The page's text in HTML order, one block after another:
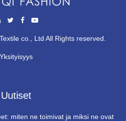
co., Ltd All Rights reserved.
Yksityisyys
Uutiset
miten ne toimivat ja miksi ne ovat